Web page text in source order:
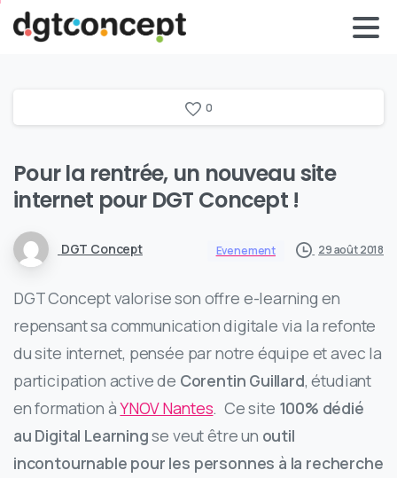
0
Pour la rentrée, un nouveau site
internet pour DGT Concept !
DGT Concept Evenement 29 août 2018
DGT Concept valorise son offre e-learning en
repensant sa communication digitale via la refonte
du site internet, pensée par notre équipe et avec la
participation active de Corentin Guillard, étudiant
en formation àYNOV Nantes. Ce site 100% dédié
au Digital Learningse veut être un outil
incontournable pour les personnes à la recherche